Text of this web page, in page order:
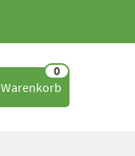
Warenkorb
0